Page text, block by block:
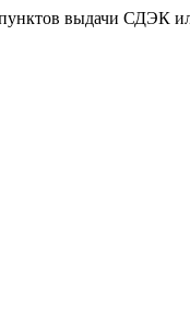
пунктов выдачи СДЭК